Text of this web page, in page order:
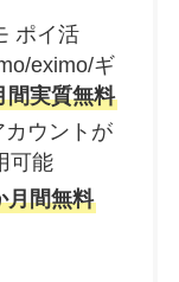
ポイ活
eximo/ギ
間実質無料
カウントが
可能
月間無料